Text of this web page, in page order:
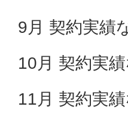
9月 契約実績
10月 契約実
11月 契約実